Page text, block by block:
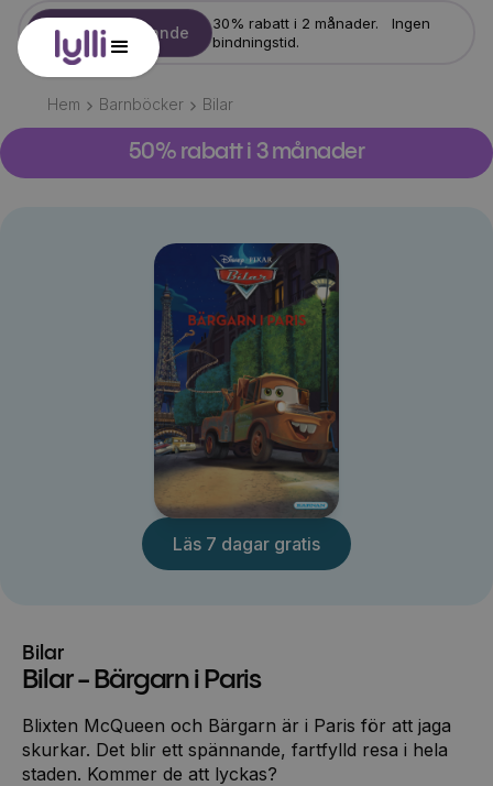
Starta erbjudande
30% rabatt i 2 månader. Ingen
bindningstid.
Hem Barnböcker Bilar
50% rabatt i 3 månader
Läs 7 dagar gratis
Bilar
Bilar - Bärgarn i Paris
Blixten McQueen och Bärgarn är i Paris för att jaga
skurkar. Det blir ett spännande, fartfylld resa i hela
staden. Kommer de att lyckas?